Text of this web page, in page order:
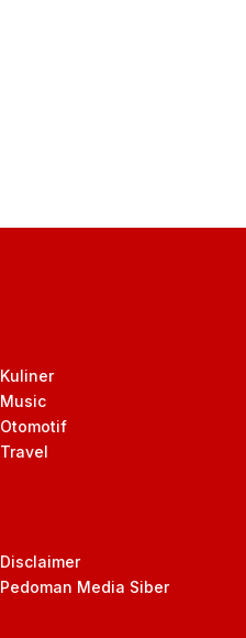
Kuliner
Music
Otomotif
Travel
Disclaimer
Pedoman Media Siber